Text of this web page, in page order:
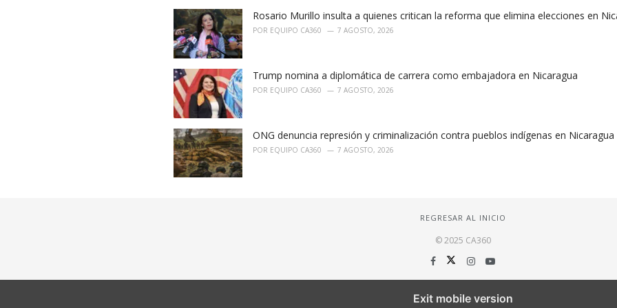
Rosario Murillo insulta a quienes critican la reforma que elimina elecciones en
POR EQUIPO CA360 7 AGOSTO, 2026
Trump nomina a diplomática de carrera como embajadora en Nicaragua
POR EQUIPO CA360 7 AGOSTO, 2026
ONG denuncia represión y criminalización contra pueblos indígenas en Nicaragua
POR EQUIPO CA360 7 AGOSTO, 2026
REGRESAR AL INICIO
© 2025 CA360
Exit mobile version